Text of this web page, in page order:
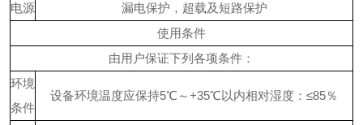
电源
漏电保护，超载及短路保护
使用条件
由用户保证下列各项条件：
环境
条件
设备环境温度应保持5℃～+35℃以内相对湿度： ≤85％